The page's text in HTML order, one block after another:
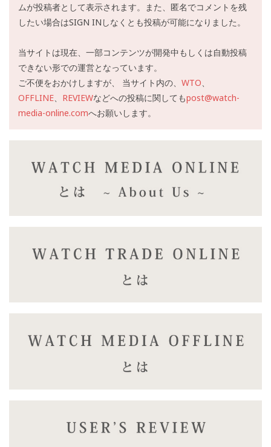
ムが投稿者として表示されます。また、匿名でコメントを残
したい場合はSIGN INしなくとも投稿が可能になりました。
当サイトは現在、一部コンテンツが開発中もしくは自動投稿
できない形での運営となっています。
ご不便をおかけしますが、 当サイト内の、 WTO
OFFLINE
REVIEWなどへの投稿に関してもpost@watch-
media-online.comへお願いします。